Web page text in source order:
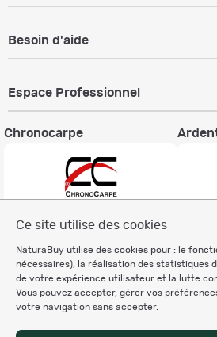
Ce site utilise des cookies
NaturaBuy utilise des cookies pour : le
nécessaires), la réalisation des statistiques
de votre expérience utilisateur et la lutte
Vous pouvez accepter, gérer vos
votre navigation sans accepter.
Besoin d'aide
Espace Professionnel
Chronocarpe
Charte éthique
Mentions légales
Règlement & Conditions d'utilisation
Politique de protection
des données personnelles